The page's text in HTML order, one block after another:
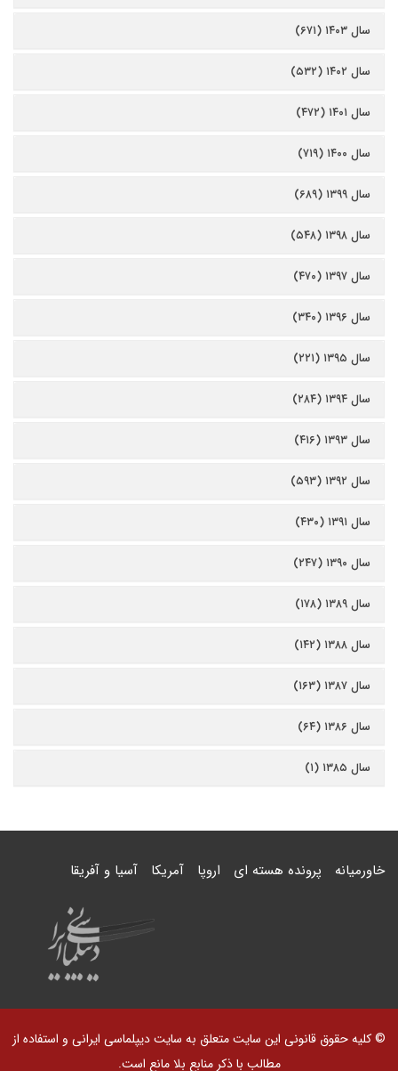
سال ۱۴۰۳ (۶۷۱)
سال ۱۴۰۲ (۵۳۲)
سال ۱۴۰۱ (۴۷۲)
سال ۱۴۰۰ (۷۱۹)
سال ۱۳۹۹ (۶۸۹)
سال ۱۳۹۸ (۵۴۸)
سال ۱۳۹۷ (۴۷۰)
سال ۱۳۹۶ (۳۴۰)
سال ۱۳۹۵ (۲۲۱)
سال ۱۳۹۴ (۲۸۴)
سال ۱۳۹۳ (۴۱۶)
سال ۱۳۹۲ (۵۹۳)
سال ۱۳۹۱ (۴۳۰)
سال ۱۳۹۰ (۲۴۷)
سال ۱۳۸۹ (۱۷۸)
سال ۱۳۸۸ (۱۴۲)
سال ۱۳۸۷ (۱۶۳)
سال ۱۳۸۶ (۶۴)
سال ۱۳۸۵ (۱)
خاورمیانه پرونده هسته ای اروپا آمریکا آسیا و آفریقا
© کلیه حقوق قانونی این سایت متعلق به سایت دیپلماسی ایرانی و استفاده از
مطالب با ذکر منابع بلا مانع است.